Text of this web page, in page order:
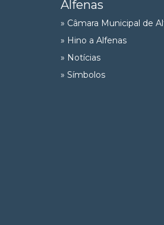
Alfenas
» Câmara Municipal de
» Hino a Alfenas
» Notícias
» Símbolos